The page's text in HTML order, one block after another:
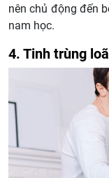
nên chủ động đến
nam học.
4. Tinh trùng